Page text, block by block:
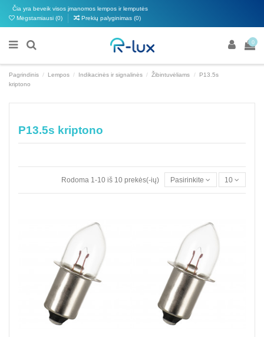
Čia yra beveik visos įmanomos lempos ir lemputės
Mėgstamiausi (0) Prekių palyginimas (0)
0
Pagrindinis Lempos Indikacinės ir signalinės Žibintuvėliams
P13.5s
kriptono
P13.5s kriptono
Rodoma 1-10 iš 10 prekės(-ių) Pasirinkite 10